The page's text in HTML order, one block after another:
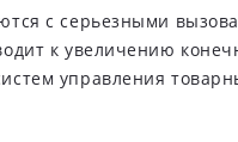
с серьезными
к увеличению
управления